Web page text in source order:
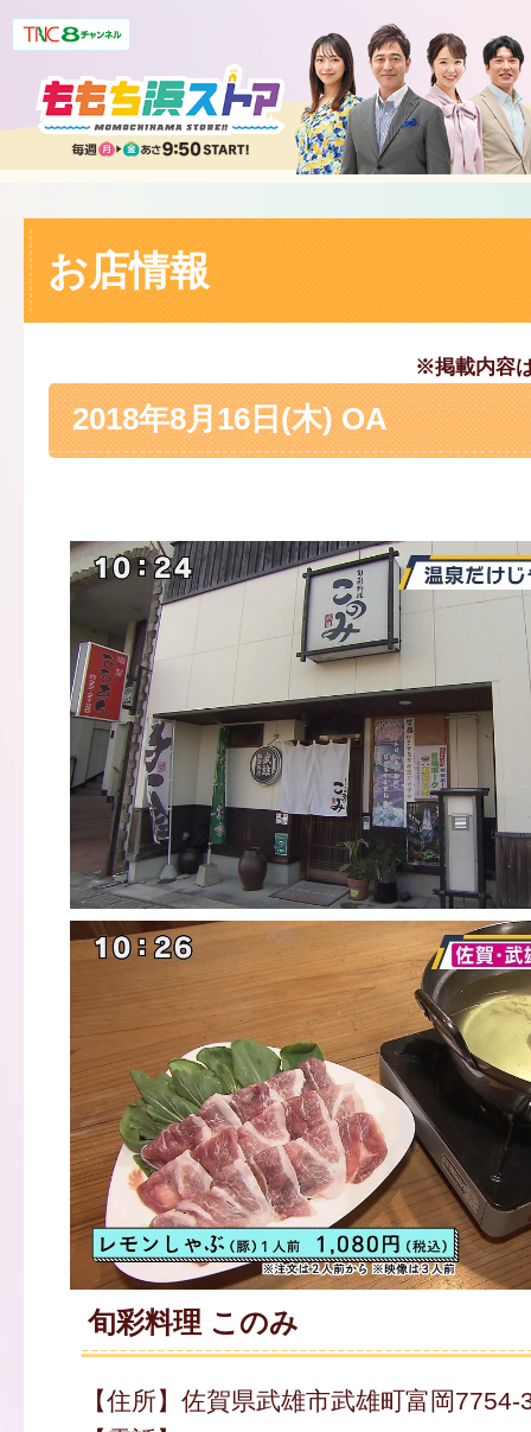
お店情報
※掲載内容
2018年8月16日(木) OA
旬彩料理 このみ
【住所】佐賀県武雄市武雄町富岡7754-